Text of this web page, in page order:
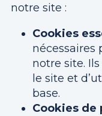
notre site :
Cookies
nécessaires
notre site.
le site et
base.
Cookies de